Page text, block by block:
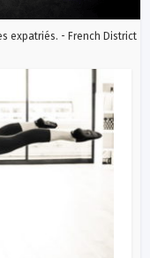
expatriés. - French District